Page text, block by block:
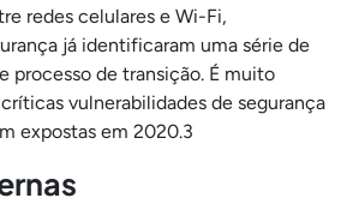
redes celulares e Wi-Fi,
já identificaram uma série de
processo de transição. É muito
vulnerabilidades de segurança
expostas em 2020.3